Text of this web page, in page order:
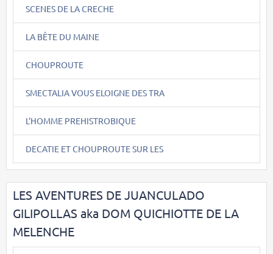
SCENES DE LA CRECHE
LA BÊTE DU MAINE
CHOUPROUTE
SMECTALIA VOUS ELOIGNE DES TRA
L'HOMME PREHISTROBIQUE
DECATIE ET CHOUPROUTE SUR LES
LES AVENTURES DE JUANCULADO
GILIPOLLAS aka DOM QUICHIOTTE DE LA
MELENCHE